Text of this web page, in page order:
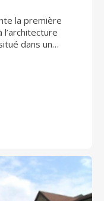
la première
l’architecture
dans un
vert
Le
de qualité
et
supérieur.
de 850$ par
de 650 a 980